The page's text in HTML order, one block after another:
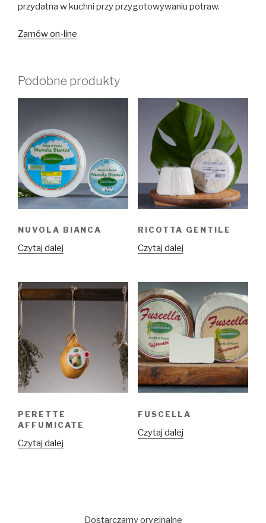
przydatna w kuchni przy przygotowywaniu potraw.
Zamów on-line
Podobne produkty
NUVOLA BIANCA
Czytaj dalej
RICOTTA GENTILE
Czytaj dalej
PERETTE
AFFUMICATE
Czytaj dalej
FUSCELLA
Czytaj dalej
Dostarczamy oryginalne